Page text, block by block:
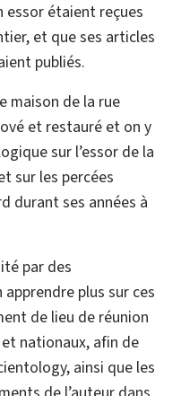
étaient reçues
et que ses articles
publiés.
maison de la rue
et restauré et on y
sur l’essor de la
sur les percées
durant ses années à
par des
plus sur ces
de lieu de réunion
nationaux, afin de
ainsi que les